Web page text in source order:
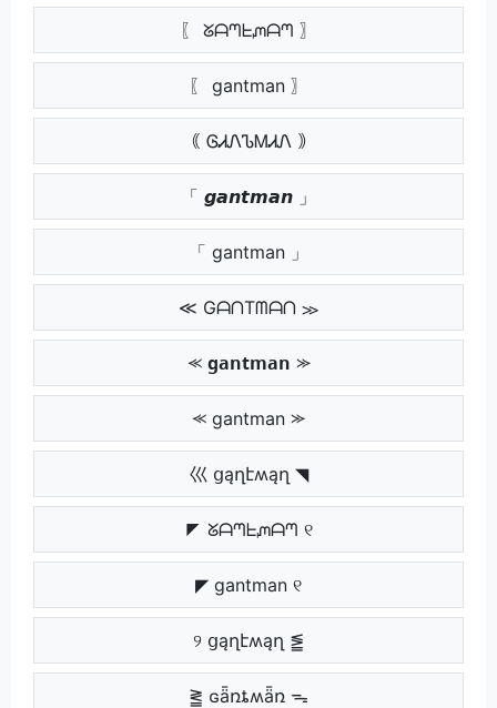
〖 ᘜᗩᘉᖶᘻᗩᘉ 〗
〖 gantman 〗
｟ ᎶᏗᏁᏖᎷᏗᏁ ｠
「 𝙜𝙖𝙣𝙩𝙢𝙖𝙣 」
「 gantman 」
≪ GᗩᑎTᗰᗩᑎ ≫
⪻ 𝗴𝗮𝗻𝘁𝗺𝗮𝗻 ⪼
⪻ gantman ⪼
巛 ցąղէʍąղ ◥
◤ ᘜᗩᘉᖶᘻᗩᘉ ୧
◤ gantman ୧
୨ ցąղէʍąղ ⪑
⪒ ɢǟռȶʍǟռ ᯓ